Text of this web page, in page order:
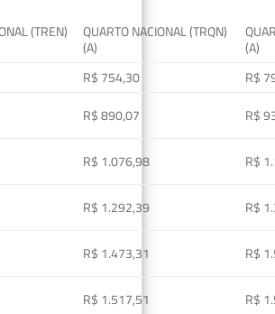
(TREN)
QUARTO NACIONAL (TRQN)
(A)
(A)
R$ 754,30
R$
R$ 890,07
R$
R$ 1.076,98
R$
R$ 1.292,39
R$
R$ 1.473,31
R$
R$ 1.517,51
R$